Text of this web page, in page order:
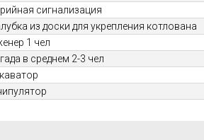
сигнализация
из доски для укрепления котлована
1 чел
в среднем 2-3 чел